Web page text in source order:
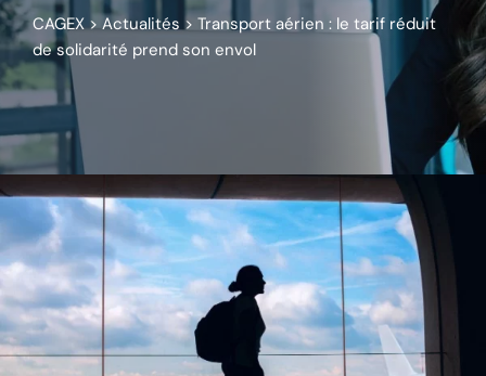
CAGEX>Actualités > Transport aérien : le tarif réduit
de solidarité prend son envol